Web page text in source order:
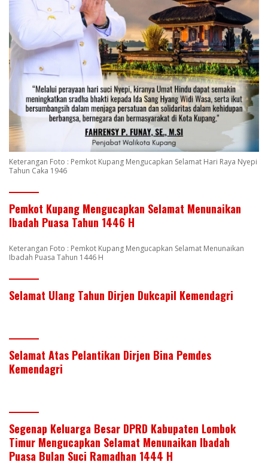
Keterangan Foto : Pemkot Kupang Mengucapkan Selamat Hari Raya Nyepi
Tahun Caka 1946
Pemkot Kupang Mengucapkan Selamat Menunaikan
Ibadah Puasa Tahun 1446 H
Keterangan Foto : Pemkot Kupang Mengucapkan Selamat Menunaikan
Ibadah Puasa Tahun 1446 H
Selamat Ulang Tahun Dirjen Dukcapil Kemendagri
Selamat Atas Pelantikan Dirjen Bina Pemdes
Kemendagri
Segenap Keluarga Besar DPRD Kabupaten Lombok
Timur Mengucapkan Selamat Menunaikan Ibadah
Puasa Bulan Suci Ramadhan 1444 H